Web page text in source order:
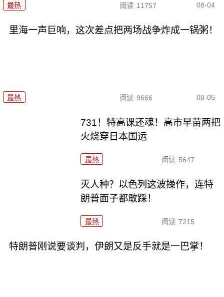
最热 阅读 11757 08-04
里海一声巨响，这次差点把两场战争炸成一锅粥！
最热 阅读 9666 08-05
731！特高课还魂！高市早苗两把
火烧穿日本国运
最热 阅读 5647
灭人种？以色列这波操作，连特
朗普面子都敢踩！
最热 阅读 7215
特朗普刚说要谈判，伊朗又是反手就是一巴掌！